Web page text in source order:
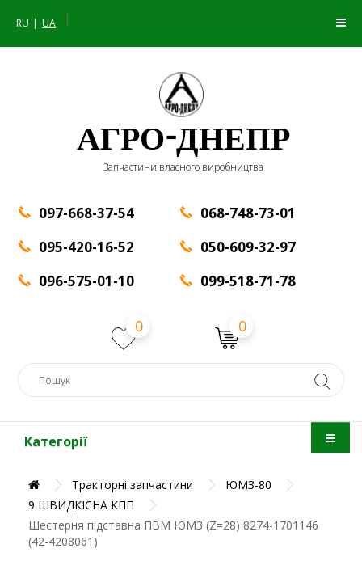
RU UA |
АГРО-ДНЕПР
Запчастини власного виробництва
097-668-37-54
095-420-16-52
096-575-01-10
068-748-73-01
050-609-32-97
099-518-71-78
0 0
Категорії
Тракторні запчастини
ЮМЗ-80
9 ШВИДКІСНА КПП
Шестерня підставна ПВМ ЮМЗ (Z=28) 8274-1701146
(42-4208061)